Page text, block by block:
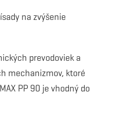
na zvýšenie
prevodoviek a
mechanizmov, ktoré
PP 90 je vhodný do